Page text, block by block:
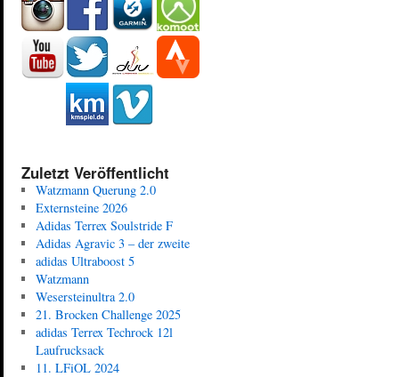
Zuletzt Veröffentlicht
Watzmann Querung 2.0
Externsteine 2026
Adidas Terrex Soulstride F
Adidas Agravic 3 – der zweite
adidas Ultraboost 5
Watzmann
Wesersteinultra 2.0
21. Brocken Challenge 2025
adidas Terrex Techrock 12l
Laufrucksack
11. LFiOL 2024